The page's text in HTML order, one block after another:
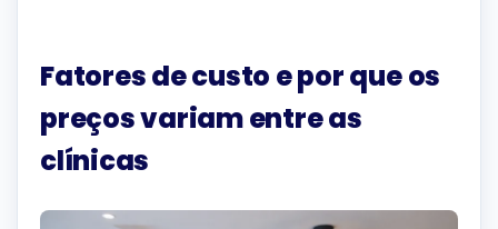
Fatores de custo e por que os
preços variam entre as
clínicas